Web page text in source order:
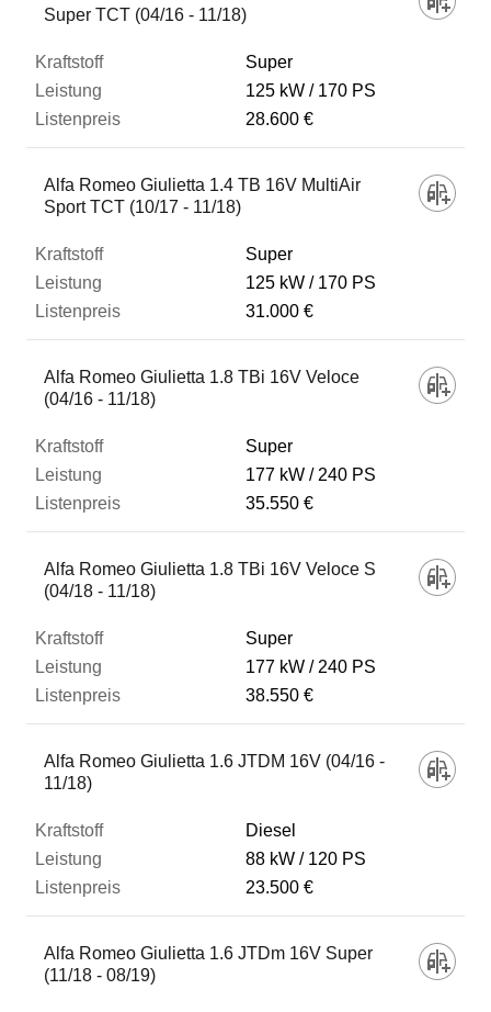
Super TCT (04/16 - 11/18)
Super
125 kW
170 PS
28.600 €
Alfa Romeo Giulietta 1.4 TB 16V MultiAir
Sport TCT (10/17 - 11/18)
Super
125 kW
170 PS
31.000 €
Alfa Romeo Giulietta 1.8 TBi 16V Veloce
(04/16 - 11/18)
Super
177 kW
240 PS
35.550 €
Alfa Romeo Giulietta 1.8 TBi 16V Veloce S
(04/18 - 11/18)
Super
177 kW
240 PS
38.550 €
Alfa Romeo Giulietta 1.6 JTDM 16V (04/16 -
11/18)
Diesel
88 kW
120 PS
23.500 €
Alfa Romeo Giulietta 1.6 JTDm 16V Super
(11/18 - 08/19)